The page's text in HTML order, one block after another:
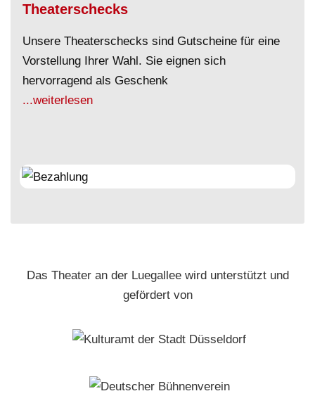
Theaterschecks
Unsere Theaterschecks sind Gutscheine für eine
Vorstellung Ihrer Wahl. Sie eignen sich
hervorragend als Geschenk
...weiterlesen
Das Theater an der Luegallee wird unterstützt und
gefördert von